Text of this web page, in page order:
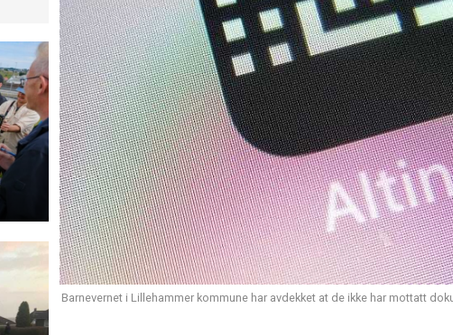
Barnevernet i Lillehammer kommune har avdekket at de ikke har mottatt